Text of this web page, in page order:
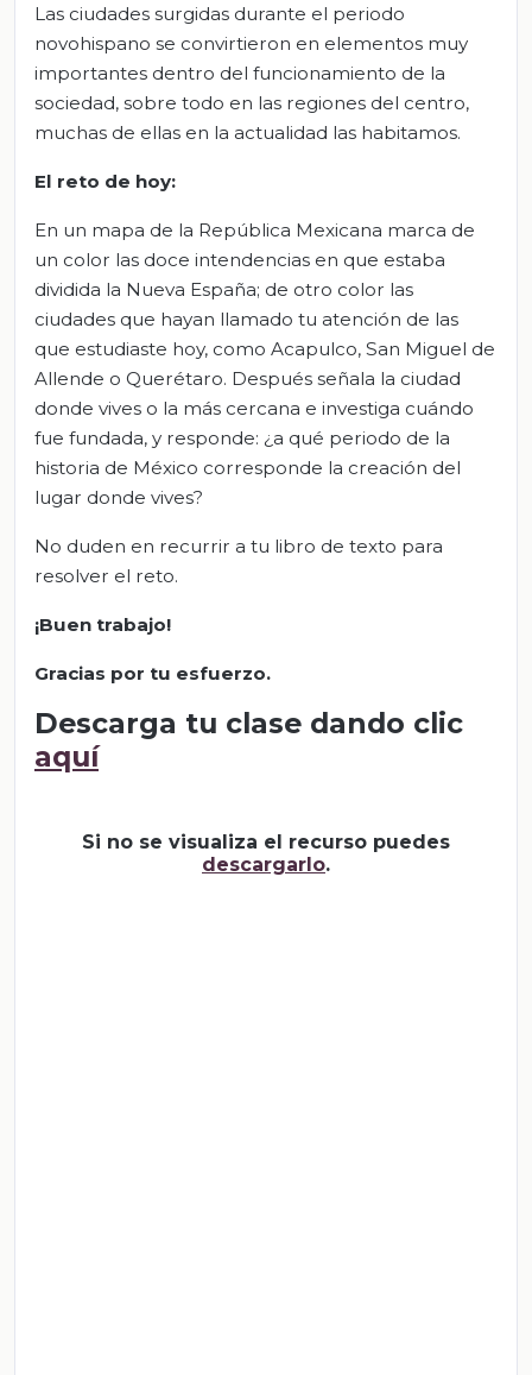
Las ciudades surgidas durante el periodo
novohispano se convirtieron en elementos muy
importantes dentro del funcionamiento de la
sociedad, sobre todo en las regiones del centro,
muchas de ellas en la actualidad las habitamos.
El reto de hoy:
En un mapa de la República Mexicana marca de
un color las doce intendencias en que estaba
dividida la Nueva España; de otro color las
ciudades que hayan llamado tu atención de las
que estudiaste hoy, como Acapulco, San Miguel de
Allende o Querétaro. Después señala la ciudad
donde vives o la más cercana e investiga cuándo
fue fundada, y responde: ¿a qué periodo de la
historia de México corresponde la creación del
lugar donde vives?
No duden en recurrir a tu libro de texto para
resolver el reto.
¡Buen trabajo!
Gracias por tu esfuerzo.
Descarga tu clase dando clic
aquí
Si no se visualiza el recurso puedes
descargarlo.